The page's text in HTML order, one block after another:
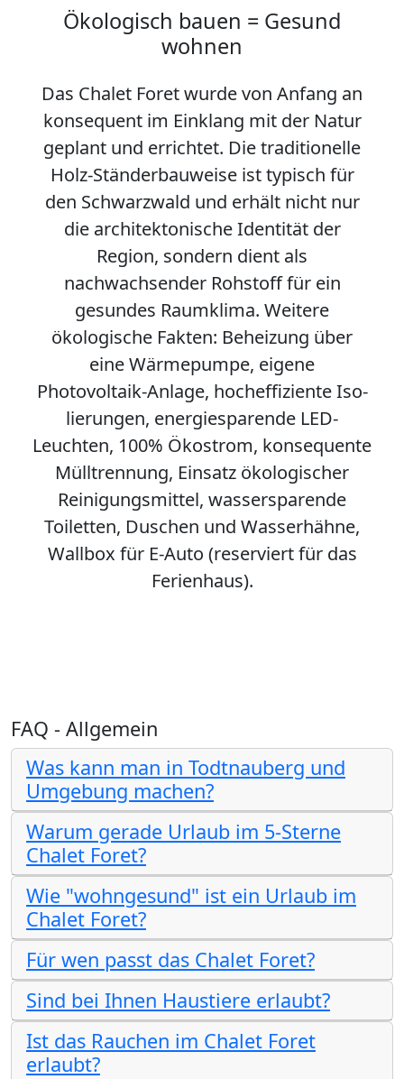
Ökologisch bauen = Gesund
wohnen
Das Chalet Foret wurde von Anfang an
konsequent im Einklang mit der Natur
geplant und errichtet. Die traditionelle
Holz-Ständerbauweise ist typisch für
den Schwarzwald und erhält nicht nur
die architektonische Identität der
Region, sondern dient als
nachwachsender Rohstoff für ein
gesundes Raumklima. Weitere
ökologische Fakten: Beheizung über
eine Wärmepumpe, eigene
Photovoltaik-Anlage, hoch­effi­ziente Iso­
lierungen, energie­sparende LED-
Leuchten, 100% Öko­strom, konse­quente
Müll­trenn­ung, Einsatz öko­logischer
Reinigungs­mittel, wasser­sparende
Toiletten, Duschen und Wasserhähne,
Wallbox für E-Auto (reserviert für das
Ferienhaus).
FAQ - Allgemein
Was kann man in Todtnauberg und
Umgebung machen?
Warum gerade Urlaub im 5-Sterne
Chalet Foret?
Wie "wohngesund" ist ein Urlaub im
Chalet Foret?
Für wen passt das Chalet Foret?
Sind bei Ihnen Haustiere erlaubt?
Ist das Rauchen im Chalet Foret
erlaubt?